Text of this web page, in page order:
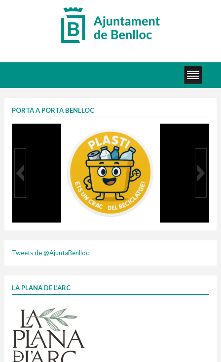
PORTA A PORTA BENLLOC
1 contenidors intel·ligents
Finançat per la Unió Europea – NextGenerationEU
Tweets de @AjuntaBenlloc
LA PLANA DE L’ARC